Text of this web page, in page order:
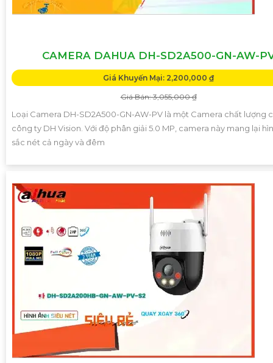
CAMERA DAHUA DH-SD2A500-GN-AW-
Giá Khuyến Mại: 2,200,000 ₫
Giá Bán: 3,055,000 ₫
Loại Camera DH-SD2A500-GN-AW-PV là một Camera chất lượng
công ty DH Vision. Với độ phân giải 5.0 MP, camera này mang lại
sắc nét cả ngày và đêm